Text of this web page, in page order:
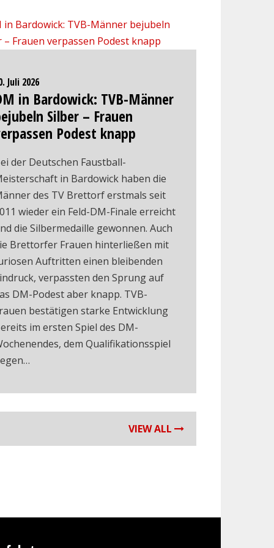
Juli 2026
in Bardowick: TVB-Männer
Silber – Frauen
Podest knapp
der Deutschen Faustball-
in Bardowick haben die
des TV Brettorf erstmals seit
wieder ein Feld-DM-Finale erreicht
die Silbermedaille gewonnen. Auch
Brettorfer Frauen hinterließen mit
Auftritten einen bleibenden
verpassten den Sprung auf
DM-Podest aber knapp. TVB-
bestätigen starke Entwicklung
im ersten Spiel des DM-
dem Qualifikationsspiel
VIEW ALL